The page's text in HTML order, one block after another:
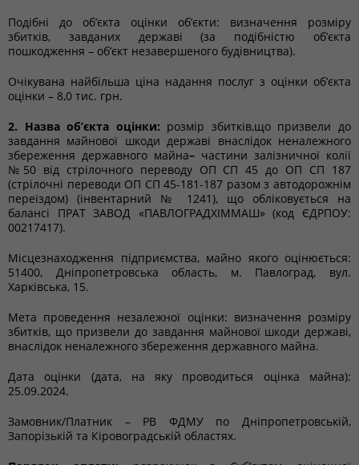
Подібні до об’єкта оцінки об’єкти: визначення розміру
збитків, завданих державі (за подібністю об’єкта
пошкодження – об’єкт незавершеного будівництва).
Очікувана найбільша ціна надання послуг з оцінки об’єкта
оцінки – 8,0 тис. грн.
2. Назва об’єкта оцінки: розмір збитків,що призвели до
завдання майнової шкоди державі внаслідок неналежного
збереження державного майна– частини залізничної колії
№50 від стрілочного переводу ОП СП 45 до ОП СП 187
(стрілочні переводи ОП СП 45-181-187 разом з автодорожнім
переїздом) (інвентарний № 1241), що обліковується на
балансі ПРАТ ЗАВОД «ПАВЛОГРАДХІММАШ» (код ЄДРПОУ:
00217417).
Місцезнаходження підприємства, майно якого оцінюється:
51400, Дніпропетровська область, м. Павлоград, вул.
Харківська, 15.
Мета проведення незалежної оцінки: визначення розміру
збитків, що призвели до завдання майнової шкоди державі,
внаслідок неналежного збереження державного майна.
Дата оцінки (дата, на яку проводиться оцінка майна):
25.09.2024.
Замовник/Платник – РВ ФДМУ по Дніпропетровській,
Запорізькій та Кіровоградській областях.